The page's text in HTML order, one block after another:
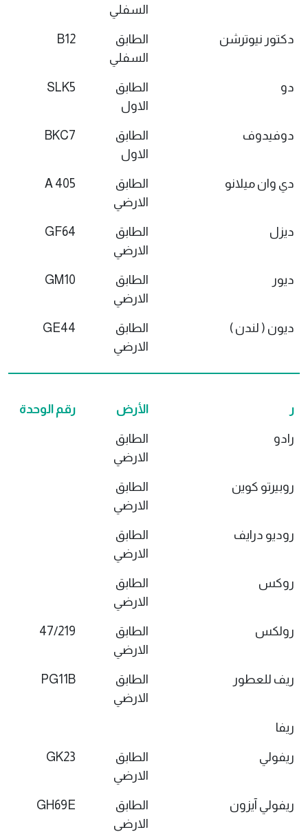
السفلي
دكتور نيوترشن
الطابق
السفلي
B12
دو
الطابق
الاول
SLK5
دوفيدوف
الطابق
الاول
BKC7
دي وان ميلانو
الطابق
الارضي
405 A
ديزل
الطابق
الارضي
GF64
ديور
الطابق
الارضي
GM10
ديون ( لندن )
الطابق
الارضي
GE44
ر الأرض رقم الوحدة
رادو
الطابق
الارضي
روبيرتو كوين
الطابق
الارضي
روديو درايف
الطابق
الارضي
روكس
الطابق
الارضي
رولكس
الطابق
الارضي
47/219
ريف للعطور
الطابق
الارضي
PG11B
ريفا
ريفولي
الطابق
الارضي
GK23
ريفولي آيزون
الطابق
الارضي
GH69E